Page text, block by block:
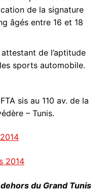
de la signature
âgés entre 16 et 18
de l’aptitude
sports automobile.
sis au 110 av. de la
– Tunis.
2014
du Grand Tunis